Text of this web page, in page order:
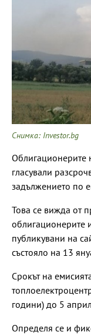
Снимка: Investor.bg
Облигационерите
гласували
задължението по
Това се вижда от
облигационерите
публикувани на
състояло на 13
Срокът на
години) до 5
Определя се и